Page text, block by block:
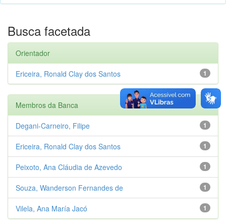
Busca facetada
Orientador
1
Ericeira, Ronald Clay dos Santos
Membros da Banca
1
Degani-Carneiro, Filipe
1
Ericeira, Ronald Clay dos Santos
1
Peixoto, Ana Cláudia de Azevedo
1
Souza, Wanderson Fernandes de
1
Vilela, Ana María Jacó